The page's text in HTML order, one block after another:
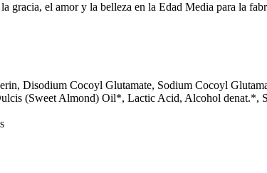
gracia, el amor y la belleza en la Edad Media para la
Disodium Cocoyl Glutamate, Sodium Cocoyl
(Sweet Almond) Oil*, Lactic Acid, Alcohol